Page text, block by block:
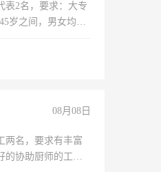
表2名，要求：大专
岁之间，男女均
先，底薪+绩效，
08月08日
两名，要求有丰富
的协助厨师的工